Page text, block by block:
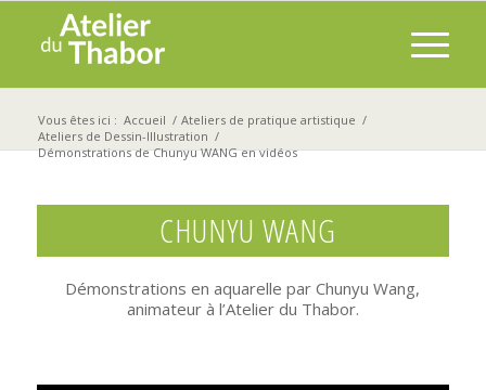
Vous êtes ici : Accueil / Ateliers de pratique artistique /
Ateliers de Dessin-Illustration /
Démonstrations de Chunyu WANG en vidéos
CHUNYU WANG
Démonstrations en aquarelle par Chunyu Wang,
animateur à l’Atelier du Thabor.